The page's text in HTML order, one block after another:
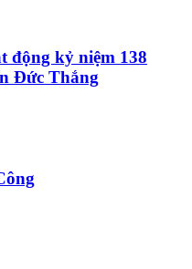
động kỷ niệm 138
Đức Thắng